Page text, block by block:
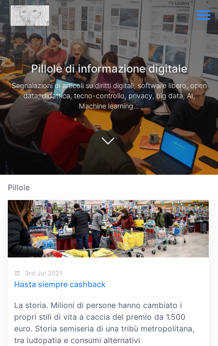
Pillole di informazione digitale
Segnalazioni di articoli su diritti digitali, software libero, open
data, didattica, tecno-controllo, privacy, big data, AI,
Machine learning...
Pillole
3rd Jul 2021
Hasta siempre cashback
La storia. Milioni di persone hanno cambiato i
propri stili di vita a caccia del premio da 1.500
euro. Storia semiseria di una tribù metropolitana,
tra ludopatia e consumi alternativi